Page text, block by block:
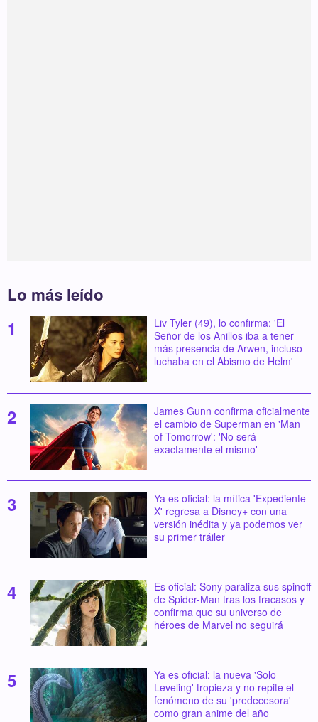
Lo más leído
Liv Tyler (49), lo confirma: 'El
Señor de los Anillos iba a tener
más presencia de Arwen, incluso
luchaba en el Abismo de Helm'
James Gunn confirma oficialmente
el cambio de Superman en 'Man
of Tomorrow': 'No será
exactamente el mismo'
Ya es oficial: la mítica 'Expediente
X' regresa a Disney+ con una
versión inédita y ya podemos ver
su primer tráiler
Es oficial: Sony paraliza sus spinoff
de Spider-Man tras los fracasos y
confirma que su universo de
héroes de Marvel no seguirá
Ya es oficial: la nueva 'Solo
Leveling' tropieza y no repite el
fenómeno de su 'predecesora'
como gran anime del año